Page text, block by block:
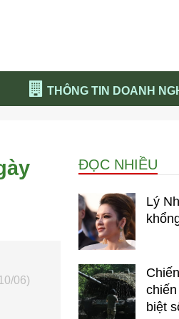
THÔNG TIN DOANH
Nổi bật báo nga
Thư viện media
Phân tích thị trường
06)
ĐỌC NHIỀU
Lý
biệt